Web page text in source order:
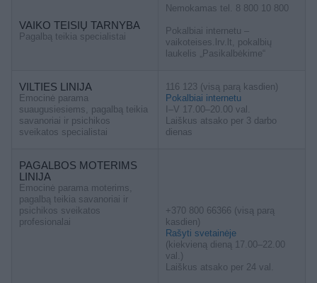
VAIKO TEISIŲ TARNYBA
Pagalbą teikia specialistai
Nemokamas tel. 8 800 10 800
Pokalbiai internetu –
vaikoteises.lrv.lt, pokalbių
laukelis „Pasikalbėkime“
VILTIES LINIJA
Emocinė parama
suaugusiesiems, pagalbą teikia
savanoriai ir psichikos
sveikatos specialistai
116 123 (visą parą kasdien)
Pokalbiai internetu
I–V 17.00–20.00 val.
Laiškus atsako per 3 darbo
dienas
PAGALBOS MOTERIMS
LINIJA
Emocinė parama moterims,
pagalbą teikia savanoriai ir
psichikos sveikatos
profesionalai
+370 800 66366 (visą parą
kasdien)
Rašyti svetainėje
(kiekvieną dieną 17.00–22.00
val.)
Laiškus atsako per 24 val.